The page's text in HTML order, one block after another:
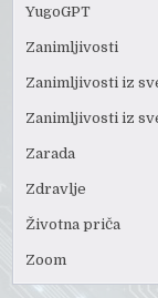
YugoGPT
Zanimljivosti
Zanimljivosti iz
Zanimljivosti iz
Zarada
Zdravlje
Životna priča
Zoom